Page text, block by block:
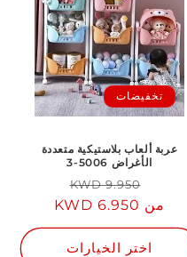
تخفيضات
عربة ألعاب بلاستيكية متعددة
الأغراض 5006-3
السعر
العادي
9.950 KWD
سعر
مخفض
من 6.950 KWD
اختر الخيارات